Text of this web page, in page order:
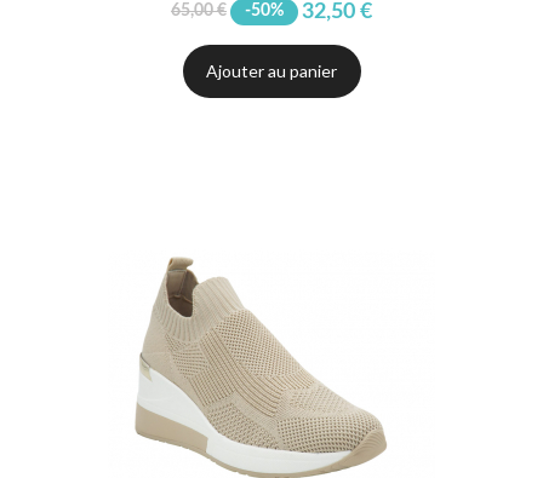
65,00 € -50% 32,50 €
Ajouter au panier